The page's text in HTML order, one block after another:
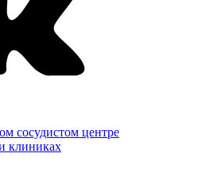
сосудистом центре
клиниках